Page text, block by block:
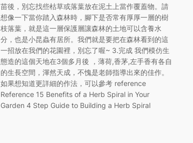
苗後，別忘找些枯草或落葉放在泥土上當作覆蓋物。請
想像一下當你踏入森林時，腳下是否常有厚厚一層的樹
枝落葉，就是這一層保護層讓森林的土地可以含養水
分，也是小昆蟲有居所。我們就是要把在森林看到的這
一招放在我們的花園裡，別忘了喔~ 3.完成 我們模仿生
態造的這個天地在3個多月後 ，薄荷,香茅,左手香有各自
的生長空間，渾然天成，不愧是老師指導出來的佳作。
如果想知道更詳細的作法，可以參考 reference
Reference 15 Benefits of a Herb Spiral in Your
Garden 4 Step Guide to Building a Herb Spiral